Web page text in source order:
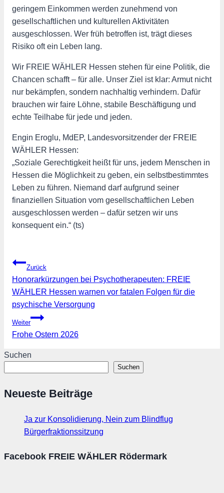
geringem Einkommen werden zunehmend von
gesellschaftlichen und kulturellen Aktivitäten
ausgeschlossen. Wer früh betroffen ist, trägt dieses
Risiko oft ein Leben lang.
Wir FREIE WÄHLER Hessen stehen für eine Politik, die
Chancen schafft – für alle. Unser Ziel ist klar: Armut nicht
nur bekämpfen, sondern nachhaltig verhindern. Dafür
brauchen wir faire Löhne, stabile Beschäftigung und
echte Teilhabe für jede und jeden.
Engin Eroglu, MdEP, Landesvorsitzender der FREIE
WÄHLER Hessen:
„Soziale Gerechtigkeit heißt für uns, jedem Menschen in
Hessen die Möglichkeit zu geben, ein selbstbestimmtes
Leben zu führen. Niemand darf aufgrund seiner
finanziellen Situation vom gesellschaftlichen Leben
ausgeschlossen werden – dafür setzen wir uns
konsequent ein.“ (ts)
Beitragsnavigation
Zurück
Honorarkürzungen bei Psychotherapeuten: FREIE
WÄHLER Hessen warnen vor fatalen Folgen für die
psychische Versorgung
Weiter
Frohe Ostern 2026
Suchen
Suchen
Neueste Beiträge
Ja zur Konsolidierung, Nein zum Blindflug
Bürgerfraktionssitzung
Facebook FREIE WÄHLER Rödermark